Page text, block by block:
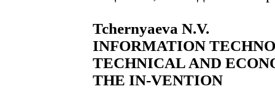
Tchernyaeva N.V.
INFORMATION
TECHNICAL AND
THE IN-VENTION